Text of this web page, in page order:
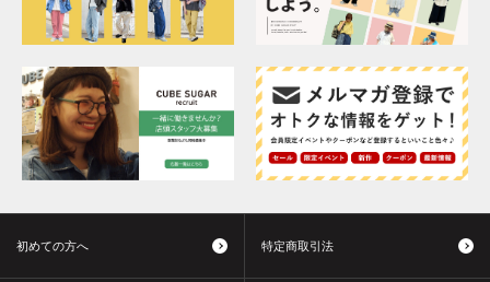
初めての方へ 特定商取引法